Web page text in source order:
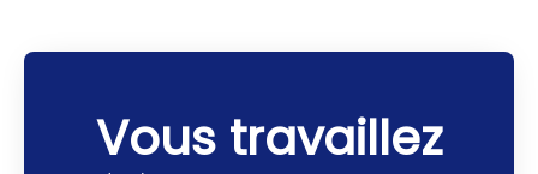
Vous travaillez